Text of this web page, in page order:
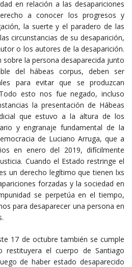
en relación a las desapariciones
a conocer los progresos y
la suerte y el paradero de las
circunstancias de su desaparición,
o los autores de la desaparición.
sobre la persona desaparecida junto
del hábeas corpus, deben ser
para evitar que se produzcan
esto nos fue negado, incluso
la presentación de Hábeas
que estuvo a la altura de los
y engranaje fundamental de la
de Luciano Arruga, que a
en enero del 2019, difícilmente
Cuando el Estado restringe el
un derecho legítimo que tienen lxs
forzadas y la sociedad en
se perpetúa en el tiempo,
para desaparecer una persona en
17 de octubre también se cumple
el cuerpo de Santiago
de haber estado desaparecido